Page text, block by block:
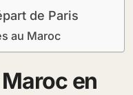
de Paris
au Maroc
en